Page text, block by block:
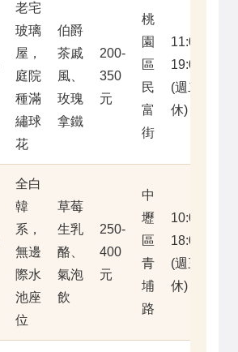
老宅
玻璃
屋，
庭院
種滿
繡球
花
伯爵
茶戚
風、
玫瑰
拿鐵
200-
350
元
桃
園
區
民
富
街
11:00-
19:00
(週二
休)
全白
韓
系，
無邊
際水
池座
位
草莓
生乳
酪、
氣泡
飲
250-
400
元
中
壢
區
青
埔
路
10:00-
18:00
(週三
休)